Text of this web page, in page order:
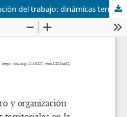
Extractivismo aurífero y organización del trabajo: dinámicas territoriales en la minería aurífera cooperativizada en Los Yungas, Bolivia, 2024